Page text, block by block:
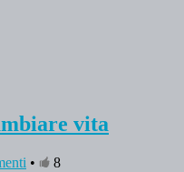
vita
•
8